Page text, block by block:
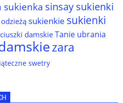
sukienka sinsay sukienki
sukienkie sukienki
damskieTanie ubrania
zara
swetry